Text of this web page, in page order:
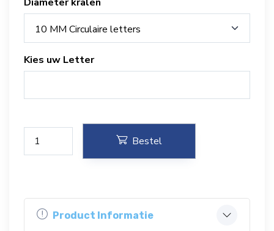
10 MM Circulaire letters
Kies uw Letter
Bestel
Product Informatie